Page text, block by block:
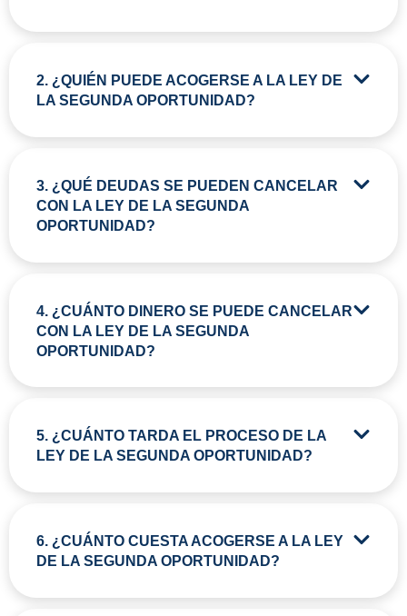
2. ¿QUIÉN PUEDE ACOGERSE A LA LEY DE
LA SEGUNDA OPORTUNIDAD?
3. ¿QUÉ DEUDAS SE PUEDEN CANCELAR
CON LA LEY DE LA SEGUNDA
OPORTUNIDAD?
4. ¿CUÁNTO DINERO SE PUEDE CANCELAR
CON LA LEY DE LA SEGUNDA
OPORTUNIDAD?
5. ¿CUÁNTO TARDA EL PROCESO DE LA
LEY DE LA SEGUNDA OPORTUNIDAD?
6. ¿CUÁNTO CUESTA ACOGERSE A LA LEY
DE LA SEGUNDA OPORTUNIDAD?